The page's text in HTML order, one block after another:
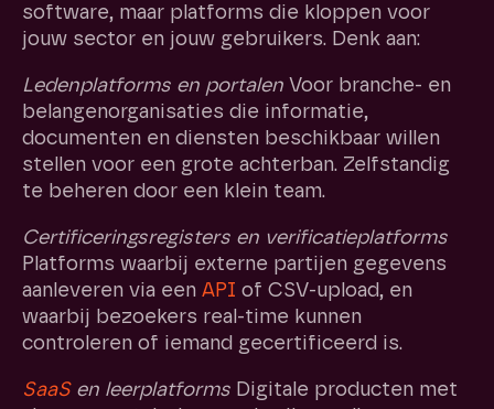
software, maar platforms die kloppen voor
jouw sector en jouw gebruikers. Denk aan:
Ledenplatforms en portalen Voor branche- en
belangenorganisaties die informatie,
documenten en diensten beschikbaar willen
stellen voor een grote achterban. Zelfstandig
te beheren door een klein team.
Certificeringsregisters en verificatieplatforms
Platforms waarbij externe partijen gegevens
aanleveren via een API of CSV-upload, en
waarbij bezoekers real-time kunnen
controleren of iemand gecertificeerd is.
SaaSen leerplatforms Digitale producten met